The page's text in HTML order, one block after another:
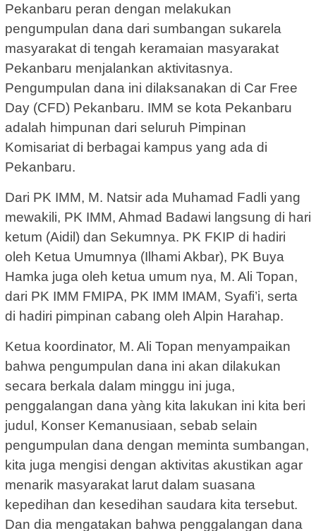
Pekanbaru peran dengan melakukan
pengumpulan dana dari sumbangan sukarela
masyarakat di tengah keramaian masyarakat
Pekanbaru menjalankan aktivitasnya.
Pengumpulan dana ini dilaksanakan di Car Free
Day (CFD) Pekanbaru. IMM se kota Pekanbaru
adalah himpunan dari seluruh Pimpinan
Komisariat di berbagai kampus yang ada di
Pekanbaru.
Dari PK IMM, M. Natsir ada Muhamad Fadli yang
mewakili, PK IMM, Ahmad Badawi langsung di hari
ketum (Aidil) dan Sekumnya. PK FKIP di hadiri
oleh Ketua Umumnya (Ilhami Akbar), PK Buya
Hamka juga oleh ketua umum nya, M. Ali Topan,
dari PK IMM FMIPA, PK IMM IMAM, Syafi’i, serta
di hadiri pimpinan cabang oleh Alpin Harahap.
Ketua koordinator, M. Ali Topan menyampaikan
bahwa pengumpulan dana ini akan dilakukan
secara berkala dalam minggu ini juga,
penggalangan dana yàng kita lakukan ini kita beri
judul, Konser Kemanusiaan, sebab selain
pengumpulan dana dengan meminta sumbangan,
kita juga mengisi dengan aktivitas akustikan agar
menarik masyarakat larut dalam suasana
kepedihan dan kesedihan saudara kita tersebut.
Dan dia mengatakan bahwa penggalangan dana